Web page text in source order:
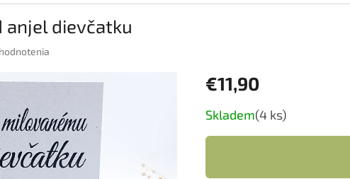
anjel dievčatku
€11,90
Jednotková
cena:
Skladem(4 ks)